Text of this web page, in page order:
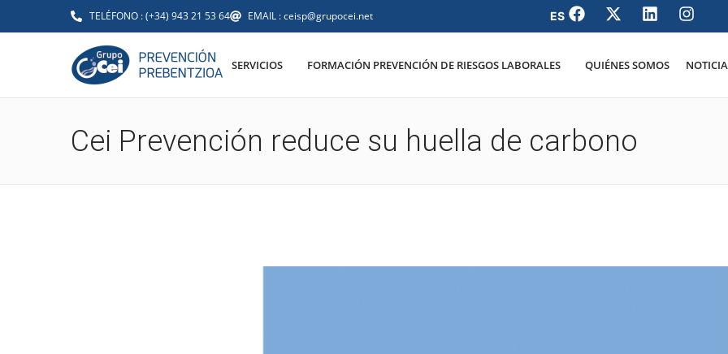
TELÉFONO : (+34) 943 21 53 64 EMAIL : ceisp@grupocei.net
SERVICIOS FORMACIÓN PREVENCIÓN DE RIESGOS LABORALES QUIÉNES SOMOS
Cei Prevención reduce su huella de carbono